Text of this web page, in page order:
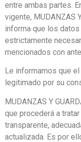
entre ambas partes.
vigente, MUDANZAS
informa que los
estrictamente
mencionados con
Le informamos que
legitimado por su
MUDANZAS Y
que procederá a
transparente,
actualizada. Es por